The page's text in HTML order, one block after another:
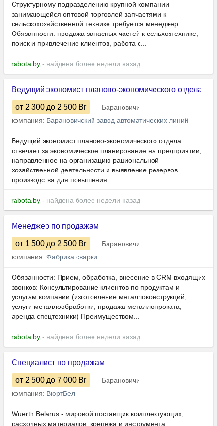
Структурному подразделению крупной компании,
занимающейся оптовой торговлей запчастями к
сельскохозяйственной технике требуется менеджер
Обязанности: продажа запасных частей к сельхозтехнике;
поиск и привлечение клиентов, работа с...
rabota.by - найдена более недели назад
Ведущий экономист планово-экономического отдела
от 2 300 до 2 500 Br
Барановичи
компания: Барановичский завод автоматических линий
Ведущий экономист планово-экономического отдела
отвечает за экономическое планирование на предприятии,
направленное на организацию рациональной
хозяйственной деятельности и выявление резервов
производства для повышения...
rabota.by - найдена более недели назад
Менеджер по продажам
от 1 500 до 2 500 Br
Барановичи
компания: Фабрика сварки
Обязанности: Прием, обработка, внесение в CRM входящих
звонков; Консультирование клиентов по продуктам и
услугам компании (изготовление металлоконструкций,
услуги металлообработки, продажа металлопроката,
аренда спецтехники) Преимуществом...
rabota.by - найдена более недели назад
Специалист по продажам
от 2 500 до 7 000 Br
Барановичи
компания: ВюртБел
Wuerth Belarus - мировой поставщик комплектующих,
расходных материалов, крепежа и инструмента